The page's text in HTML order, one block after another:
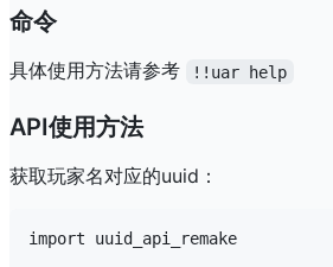
命令
具体使用方法请参考 !!uar help
API使用方法
获取玩家名对应的uuid：
import uuid_api_remake